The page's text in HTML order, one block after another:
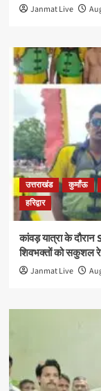
Janmat Live
उत्तराखंड कुमाँऊ
हरिद्वार
कांवड़ यात्रा के
शिवभक्तों को सकुशल
Janmat Live